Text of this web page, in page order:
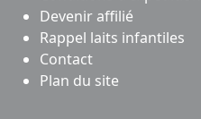
Devenir affilié
Rappel laits infantiles
Contact
Plan du site